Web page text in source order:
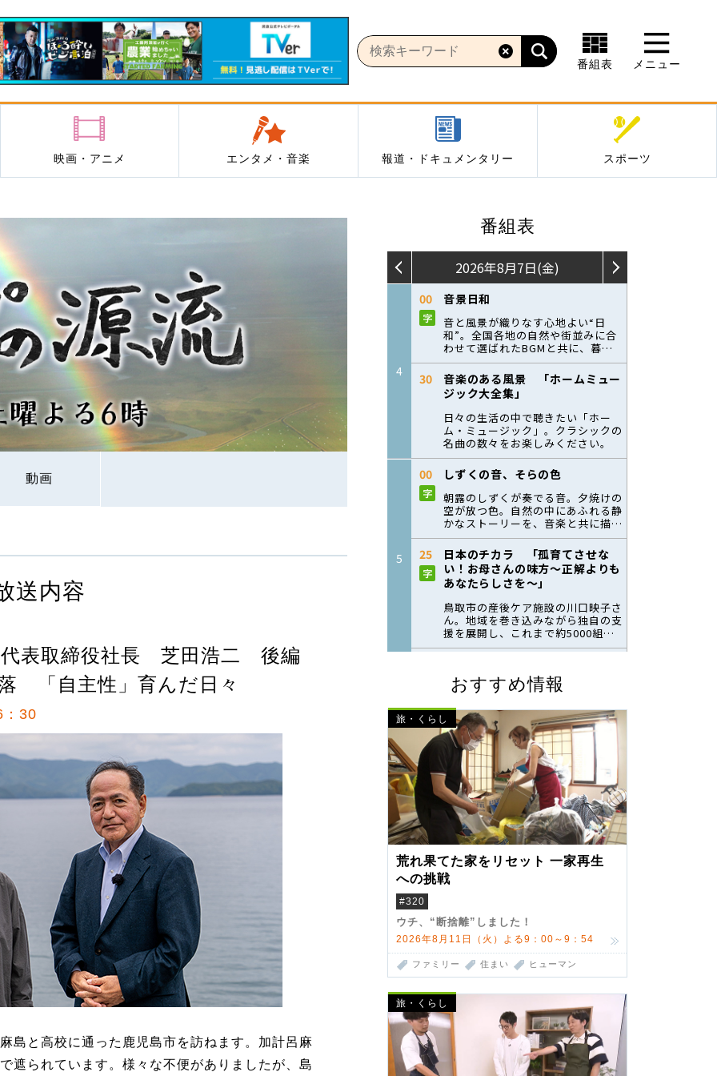
番組表 メニュー
映画・アニメ エンタメ・音楽 報道・ドキュメンタリー スポーツ
動画
番組表
おすすめ情報
旅・くらし
荒れ果てた家をリセット 一家再生
への挑戦
#320
ウチ、“断捨離”しました！
2026年8月11日（火）よる9：00～9：54
ファミリー 住まい ヒューマン
旅・くらし
送内容
表取締役社長 芝田浩二 後編
「自主性」育んだ日々
：30
島と高校に通った鹿児島市を訪ねます。加計呂麻
遮られています。様々な不便がありましたが、島